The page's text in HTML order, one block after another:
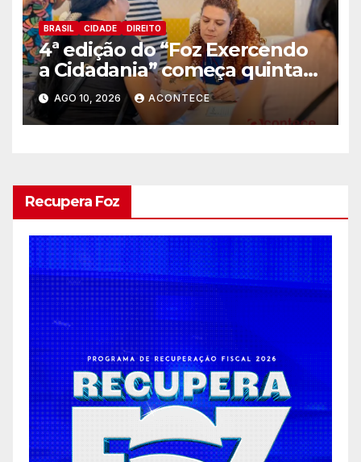
BRASIL CIDADE DIREITO
4ª edição do “Foz Exercendo
a Cidadania” começa quinta-
feira (13) com oferta de
serviços essenciais e gratuitos
AGO 10, 2026 ACONTECE
Recupera Foz